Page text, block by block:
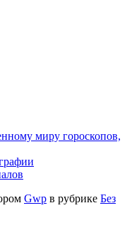
миру гороскопов,
Gwp в рубрике Без